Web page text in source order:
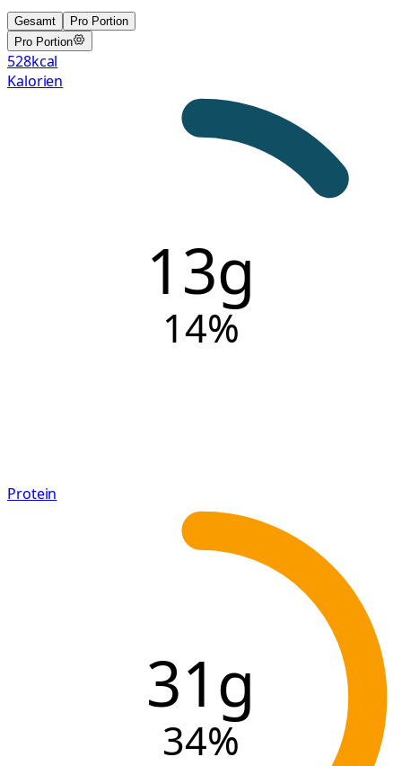
Gesamt
Pro Portion
Pro Portion
528kcal
Kalorien
13g
14%
Protein
31g
34%